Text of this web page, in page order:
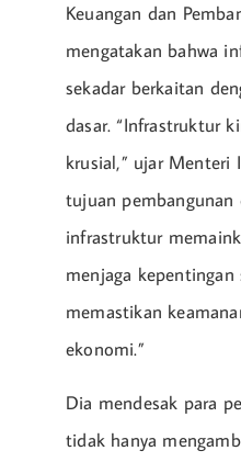
Keuangan dan
mengatakan bahwa
sekadar berkaitan
dasar. “Infrastruktur
krusial,” ujar Menteri
tujuan pembangunan
infrastruktur
menjaga
memastikan
ekonomi.”
Dia mendesak para
tidak hanya